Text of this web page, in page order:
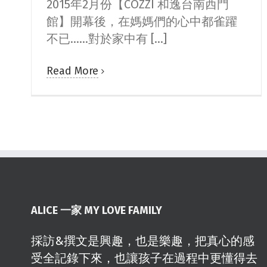
2015年2月份【COZZI 和逸台南西門
館】開幕後，在媽媽們的心中都雀躍
不已......對於家中有 [...]
Read More
ALICE 一家 MY LOVE FAMILY
採訪&撰文是興趣，也是樂趣，把真心的感
受全記錄下來，也讓孩子在過程中更懂得去